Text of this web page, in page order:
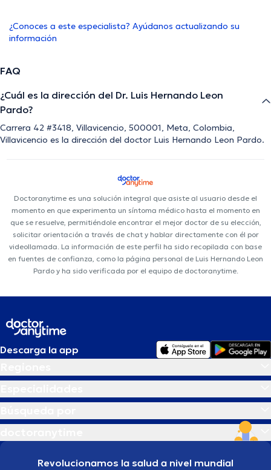
¿Conoces a este especialista? Ayúdanos actualizando su
información
FAQ
¿Cuál es la dirección del Dr. Luis Hernando Leon
Pardo?
Carrera 42 #3418, Villavicencio, 500001, Meta, Colombia,
Villavicencio es la dirección del doctor Luis Hernando Leon Pardo.
Doctoranytime es una solución integral que asiste al usuario desde el
momento en que experimenta un síntoma médico hasta el momento en
que se resuelve, permitiéndole encontrar el mejor doctor de su elección,
solicitar orientación a través de chat y hablar directamente con él por
videollamada. La información de este perfil ha sido recopilada con base
en fuentes de confianza, como la página personal de Luis Hernando Leon
Pardo y ha sido verificada por el equipo de doctoranytime.
Descarga la app
Revolucionamos la salud a nivel mundial